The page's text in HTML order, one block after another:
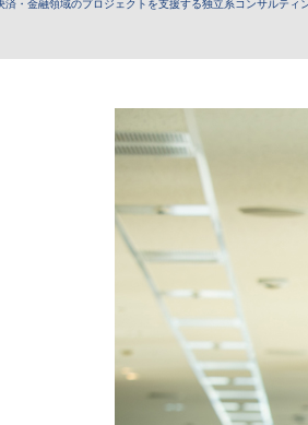
済・金融領域のプロジェクトを支援する独立系コンサルティ